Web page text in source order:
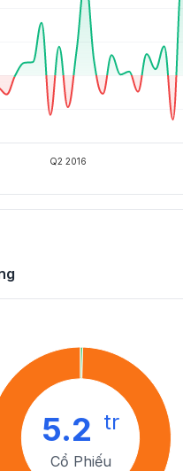
Q2 2016
5.2 tr
Cổ Phiếu